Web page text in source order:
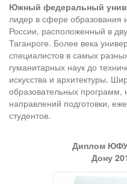
Южный федеральный
лидер в сфере образования
России, расположенный в
Таганроге. Более века
специалистов в самых
гуманитарных наук до
искусства и архитектуры.
образовательных
направлений подготовки,
студентов.
Диплом ЮФУ
Дону